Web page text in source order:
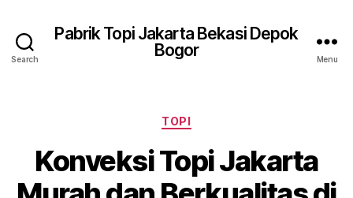
Search
Pabrik Topi Jakarta Bekasi Depok
Bogor
Menu
Categories
TOPI
Konveksi Topi Jakarta